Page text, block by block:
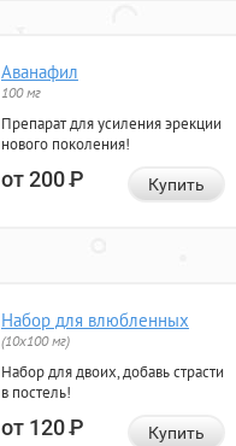
Аванафил
100 мг
Препарат для усиления эрекции
нового поколения!
от 200Р Купить
Набор для влюбленных
(10х100 мг)
Набор для двоих, добавь страсти
в постель!
от 120Р Купить